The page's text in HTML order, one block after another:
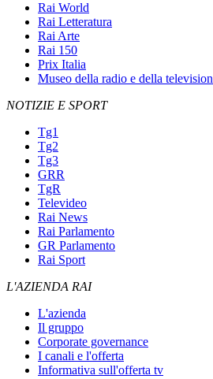
Rai World
Rai Letteratura
Rai Arte
Rai 150
Prix Italia
Museo della radio e della
NOTIZIE E SPORT
Tg1
Tg2
Tg3
GRR
TgR
Televideo
Rai News
Rai Parlamento
GR Parlamento
Rai Sport
L'AZIENDA RAI
L'azienda
Il gruppo
Corporate governance
I canali e l'offerta
Informativa sull'offerta tv